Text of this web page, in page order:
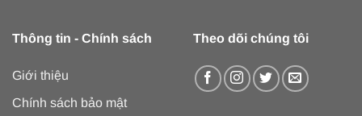
Thông tin - Chính sách
Giới thiệu
Chính sách bảo mật
Theo dõi chúng tôi